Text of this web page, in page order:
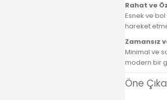
Rahat ve
Esnek ve
hareket
Zamansız
Minimal ve
modern bir
Öne